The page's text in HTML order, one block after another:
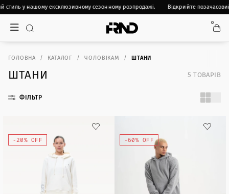
стиль у нашому ексклюзивному сезонному розпродажі. Відкрийте
0
ГОЛОВНА КАТАЛОГ ЧОЛОВІКАМ ШТАНИ
ШТАНИ 5 ТОВАРІВ
ФІЛЬТР
-20% OFF -60% OFF